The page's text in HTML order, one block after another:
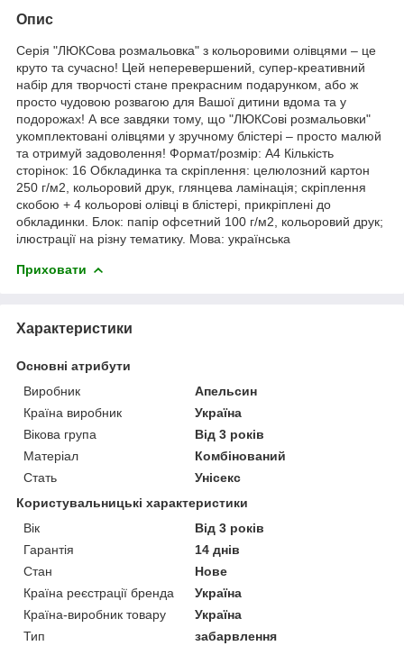
Опис
Серія "ЛЮКСова розмальовка" з кольоровими олівцями – це
круто та сучасно! Цей неперевершений, супер-креативний
набір для творчості стане прекрасним подарунком, або ж
просто чудовою розвагою для Вашої дитини вдома та у
подорожах! А все завдяки тому, що "ЛЮКСові розмальовки"
укомплектовані олівцями у зручному блістері – просто малюй
та отримуй задоволення! Формат/розмір: А4 Кількість
сторінок: 16 Обкладинка та скріплення: целюлозний картон
250 г/м2, кольоровий друк, глянцева ламінація; скріплення
скобою + 4 кольорові олівці в блістері, прикріплені до
обкладинки. Блок: папір офсетний 100 г/м2, кольоровий друк;
ілюстрації на різну тематику. Мова: українська
Приховати
Характеристики
Основні атрибути
Виробник
Апельсин
Країна виробник
Україна
Вікова група
Від 3 років
Матеріал
Комбінований
Стать
Унісекс
Користувальницькі характеристики
Вік
Від 3 років
Гарантія
14 днів
Стан
Нове
Країна реєстрації бренда
Україна
Країна-виробник товару
Україна
Тип
забарвлення